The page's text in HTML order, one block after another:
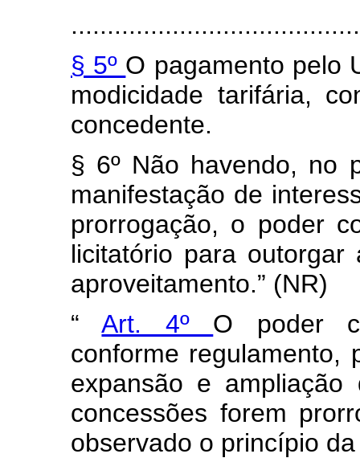
§ 5º O pagamento pelo
modicidade tarifária,
concedente.
§ 6º Não havendo, no
manifestação de
prorrogação, o poder
licitatório para
aproveitamento.” (NR)
“Art. 4º O poder
conforme regulamento,
expansão e ampliação
concessões forem
observado o princípio